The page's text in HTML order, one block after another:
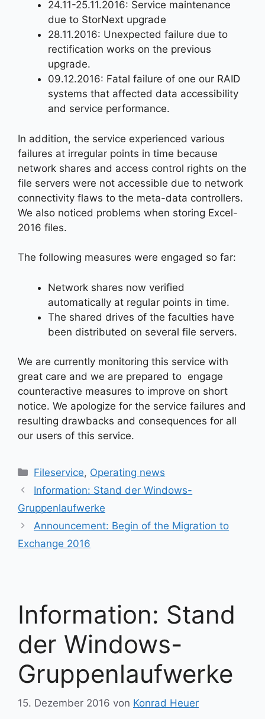
24.11-25.11.2016: Service maintenance
due to StorNext upgrade
28.11.2016: Unexpected failure due to
rectification works on the previous
upgrade.
09.12.2016: Fatal failure of one our RAID
systems that affected data accessibility
and service performance.
In addition, the service experienced various
failures at irregular points in time because
network shares and access control rights on the
file servers were not accessible due to network
connectivity flaws to the meta-data controllers.
We also noticed problems when storing Excel-
2016 files.
The following measures were engaged so far:
Network shares now verified
automatically at regular points in time.
The shared drives of the faculties have
been distributed on several file servers.
We are currently monitoring this service with
great care and we are prepared to engage
counteractive measures to improve on short
notice. We apologize for the service failures and
resulting drawbacks and consequences for all
our users of this service.
Kategorien
Fileservice, Operating news
Information: Stand der Windows-
Gruppenlaufwerke
Announcement: Begin of the Migration to
Exchange 2016
Information: Stand
der Windows-
Gruppenlaufwerke
15. Dezember 2016 von Konrad Heuer